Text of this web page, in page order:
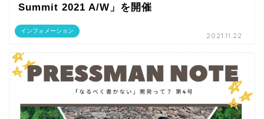
インフォメーション
Summit 2021 A/W」を開催
2021.11.22